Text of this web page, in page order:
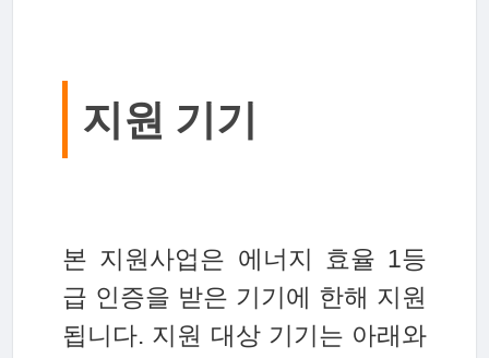
지원 기기
본 지원사업은 에너지 효율 1등
급 인증을 받은 기기에 한해 지원
됩니다. 지원 대상 기기는 아래와